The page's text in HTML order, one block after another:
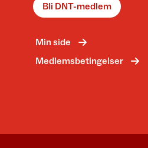
Bli DNT-medlem
Min side
Medlemsbetingelser